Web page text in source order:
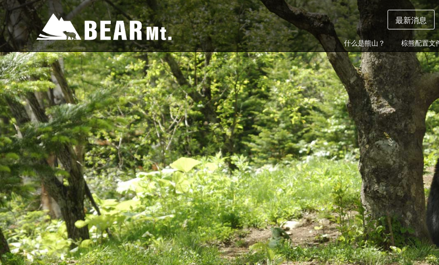
最新消息
什么是熊山？ 棕熊配置文